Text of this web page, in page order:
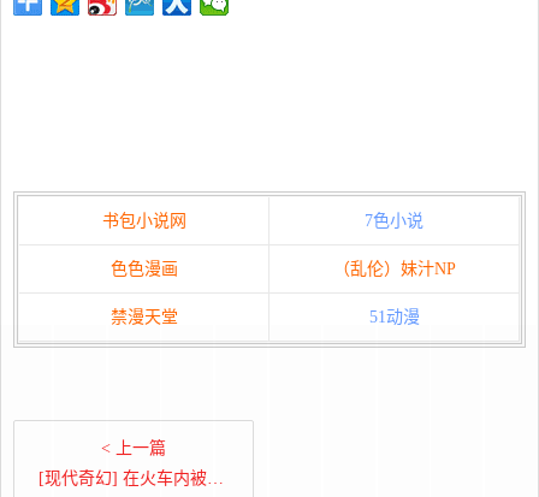
书包小说网 7色小说
色色漫画 （乱伦）妹汁NP
禁漫天堂 51动漫
< 上一篇
[现代奇幻] 在火车内被强暴